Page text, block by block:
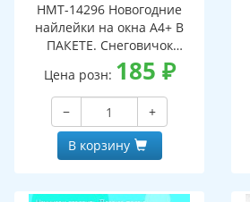
НМТ-14296 Новогодние
найлейки на окна А4+ В
ПАКЕТЕ. Снеговичок
(серебряная
металлизация,
многоразовые)
Цена розн: 185 ₽
−
+
В корзину